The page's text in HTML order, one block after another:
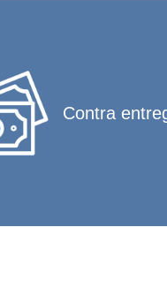
Contra